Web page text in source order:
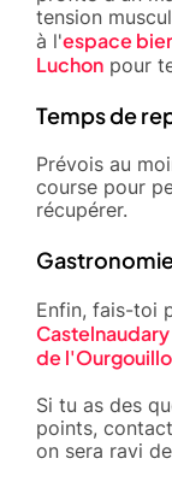
tension
à l'espace
Luchon pour
Temps de
Prévois au
course pour
récupérer.
Enfin, fais-toi
Castelnaudary
de
Si tu as des
points,
on sera ravi